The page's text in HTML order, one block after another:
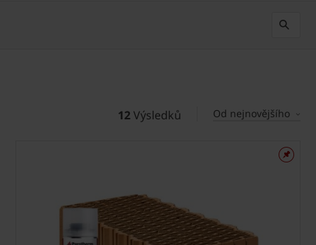
12Výsledků Od nejnovějšího